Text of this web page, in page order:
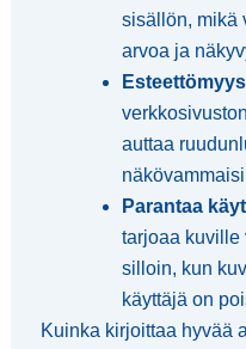
sisällön, mikä
arvoa ja
auttaa
Parantaa
tarjoaa kuville
silloin, kun
käyttäjä on
Kuinka kirjoittaa hyvää